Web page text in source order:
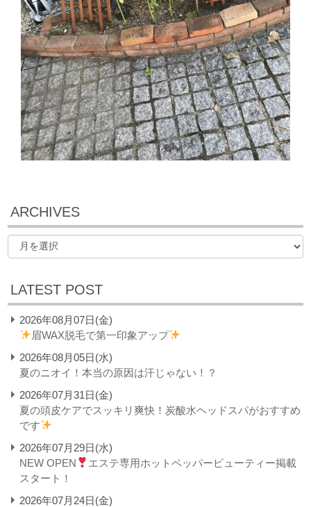
ARCHIVES
LATEST POST
2026年08月07日(金)
眉WAX脱毛で第一印象アップ
2026年08月05日(水)
夏のニオイ！本当の原因は汗じゃない！？
2026年07月31日(金)
夏の頭皮ケアでスッキリ爽快！炭酸水ヘッドスパがおすすめ
です
2026年07月29日(水)
NEW OPEN
エステ専用ホットペッパービューティー掲載
スタート！
2026年07月24日(金)